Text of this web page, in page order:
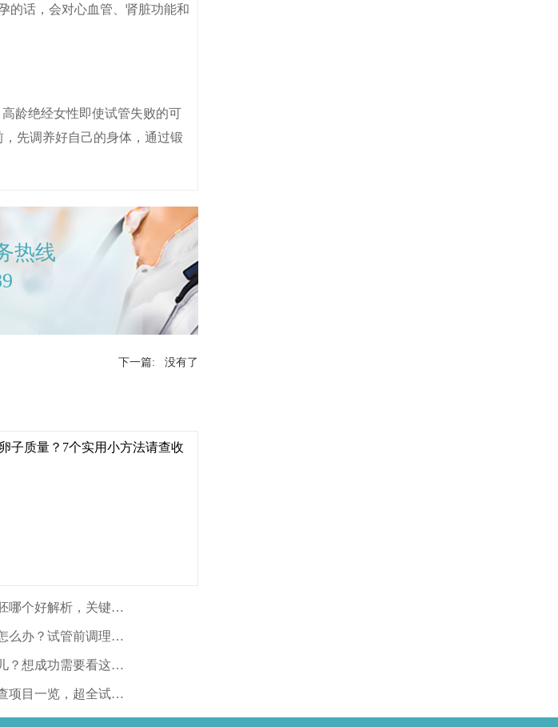
的话，会对心血管、肾脏功能和
龄绝经女性即使试管失败的可
先调养好自己的身体，通过锻
热线
下一篇: 没有了
解析，关键看身体状态
？试管前调理很重要！
成功需要看这些指标
览，超全试管攻略速看